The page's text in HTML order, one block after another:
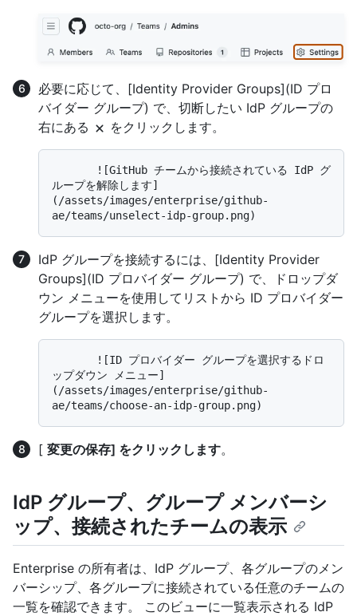
必要に応じて、[Identity Provider Groups](ID プロ
バイダー グループ) で、切断したい IdP グループの
右にある
をクリックします。
ループを解除します]
(/assets/images/enterprise/github-
IdP グループを接続するには、[Identity Provider
Groups](ID プロバイダー グループ) で、ドロップダ
ウン メニューを使用してリストから ID プロバイダー
グループを選択します。
ップダウン メニュー]
(/assets/images/enterprise/github-
[ 変更の保存] をクリックします。
IdP グループ、グループ メンバーシ
ップ、接続されたチームの表示
Enterprise の所有者は、IdP グループ、各グループのメン
バーシップ、各グループに接続されている任意のチームの
一覧を確認できます。 このビューに一覧表示される IdP